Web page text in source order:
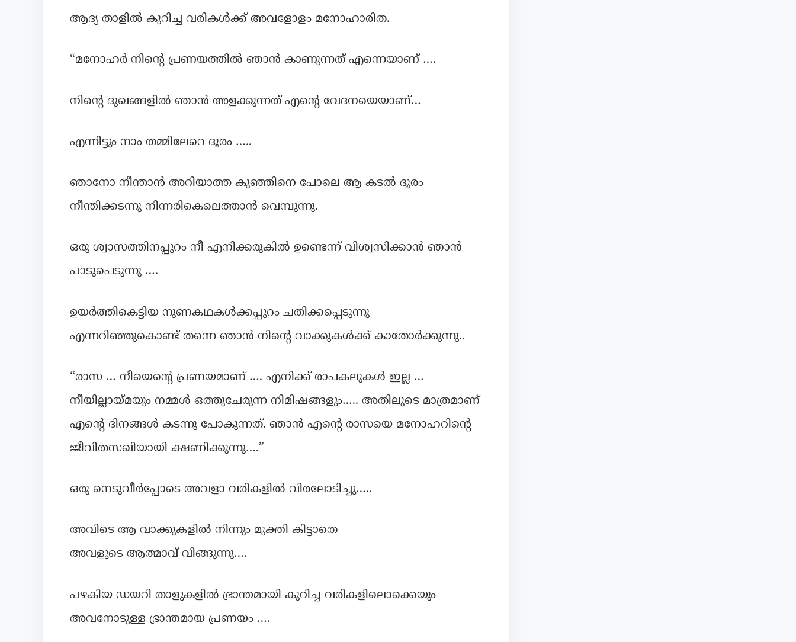
ആദ്യ താളിൽ കുറിച്ച വരികൾക്ക് അവളോളം മനോഹാരിത.
“മനോഹർ നിന്റെ പ്രണയത്തിൽ ഞാൻ കാണുന്നത് എന്നെയാണ് ….
നിന്റെ ദുഖങ്ങളിൽ ഞാൻ അളക്കുന്നത് എന്റെ വേദനയെയാണ്…
എന്നിട്ടും നാം തമ്മിലേറെ ദൂരം …..
ഞാനോ നീന്താൻ അറിയാത്ത കുഞ്ഞിനെ പോലെ ആ കടൽ ദൂരം
നീന്തിക്കടന്നു നിന്നരികെലെത്താന്‍ വെമ്പുന്നു.
ഒരു ശ്വാസത്തിനപ്പുറം നീ എനിക്കരുകില്‍ ഉണ്ടെന്ന് വിശ്വസിക്കാന്‍ ഞാന്‍
പാടുപെടുന്നു ….
ഉയര്‍ത്തികെട്ടിയ നുണകഥകള്‍ക്കപ്പുറം ചതിക്കപ്പെടുന്നു
എന്നറിഞ്ഞുകൊണ്ട് തന്നെ ഞാന്‍ നിന്റെ വാക്കുകള്‍ക്ക് കാതോര്‍ക്കുന്നു..
“രാസ … നീയെന്റെ പ്രണയമാണ് …. എനിക്ക് രാപകലുകള്‍ ഇല്ല …
നീയില്ലായ്മയും നമ്മള്‍ ഒത്തുചേരുന്ന നിമിഷങ്ങളും….. അതിലൂടെ മാത്രമാണ്
എന്റെ ദിനങ്ങള്‍ കടന്നു പോകുന്നത്. ഞാൻ എന്റെ രാസയെ മനോഹറിന്റെ
ജീവിതസഖിയായി ക്ഷണിക്കുന്നു….”
ഒരു നെടുവീര്‍പ്പോടെ അവളാ വരികളില്‍ വിരലോടിച്ചു…..
അവിടെ ആ വാക്കുകളില്‍ നിന്നും മുക്തി കിട്ടാതെ
അവളുടെ ആത്മാവ് വിങ്ങുന്നു….
പഴകിയ ഡയറി താളുകളിൽ ഭ്രാന്തമായി കുറിച്ച വരികളിലൊക്കെയും
അവനോടുള്ള ഭ്രാന്തമായ പ്രണയം ….